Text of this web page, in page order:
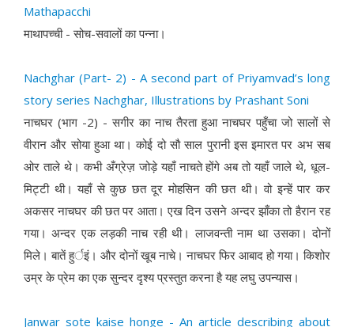
Mathapacchi
माथापच्ची - सोच-सवालों का पन्ना।
Nachghar (Part- 2) - A second part of Priyamvad’s long
story series Nachghar, Illustrations by Prashant Soni
नाचघर (भाग -2) - सगीर का नाच तैरता हुआ नाचघर पहुँचा जो सालों से
वीरान और सोया हुआ था। कोई दो सौ साल पुरानी इस इमारत पर अभ सब
ओर ताले थे। कभी अँग्रेज़ जोड़े यहाँ नाचते होंगे अब तो यहाँ जाले थे, धूल-
मिट्टी थी। यहाँ से कुछ छत दूर मोहसिन की छत थी। वो इन्हें पार कर
अकसर नाचघर की छत पर आता। एख दिन उसने अन्दर झाँका तो हैरान रह
गया। अन्दर एक लड़की नाच रही थी। लाजवन्ती नाम था उसका। दोनों
मिले। बातें हुर्इं। और दोनों खूब नाचे। नाचघर फिर आबाद हो गया। किशोर
उम्र के प्रेम का एक सुन्दर दृश्य प्रस्तुत करना है यह लघु उपन्यास।
Janwar sote kaise honge - An article describing about